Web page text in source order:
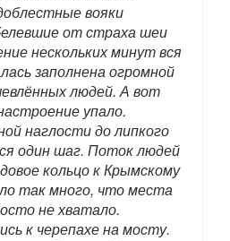
вояки
от страха шеи
нескольких минут вся
заполнена огромной
людей. А вот
упало.
наглости до липкого
один шаг. Поток людей
кольцо к Крымскому
так много, что места
не хватало.
к черепахе на мосту.